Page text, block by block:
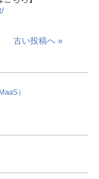
古い投稿へ »
）